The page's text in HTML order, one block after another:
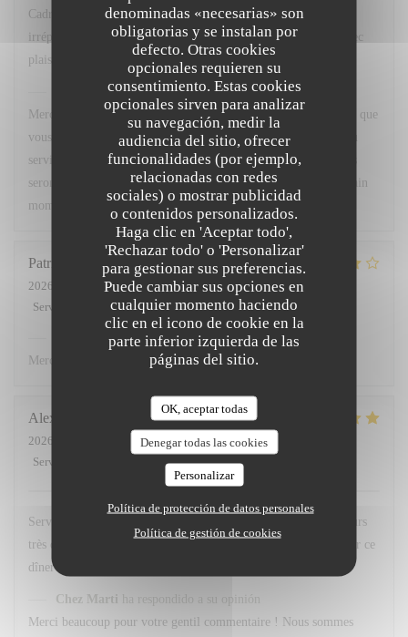
denominadas «necesarias» son
obligatorias y se instalan por
defecto. Otras cookies
opcionales requieren su
consentimiento. Estas cookies
opcionales sirven para analizar
su navegación, medir la
audiencia del sitio, ofrecer
funcionalidades (por ejemplo,
relacionadas con redes
sociales) o mostrar publicidad
o contenidos personalizados.
Haga clic en 'Aceptar todo',
'Rechazar todo' o 'Personalizar'
para gestionar sus preferencias.
Puede cambiar sus opciones en
cualquier momento haciendo
clic en el icono de cookie en la
parte inferior izquierda de las
páginas del sitio.
OK, aceptar todas
Denegar todas las cookies
Personalizar
Política de protección de datos personales
Política de gestión de cookies
Cadre agréable, excellente cuisine avec un service
irréprochable...que demander de plus ? Nous y retournerons avec
plaisir.
Chez Marti ha respondido a su opinión
Merci beaucoup pour votre superbe retour ! Nous sommes ravis que
vous ayez apprécié le cadre, notre cuisine ainsi que la qualité du
service. Votre satisfaction est notre plus belle récompense. Nous
serons très heureux de vous accueillir à nouveau pour un prochain
moment gourmand. À très bientôt !
Patricia
2026-07-02
- 12:00 - Invitados 3
Servicio
Ambiente: 4/5 Menú: 4/5 Calidad / Precio
Chez Marti ha respondido a su opinión
Merci.
Alexandre
2026-07-01
- 20:45 - Invitados 3
Servicio
5/5 Menú: 5/5 Calidad / Precio
Service et personnel au top . Quand au menu le choix est toujours
très difficile , Tant de bonne préparation à déguster . Merci pour ce
dîner 👍 À bientôt
Chez Marti
ha respondido a su opinión
Merci beaucoup pour votre gentil commentaire ! Nous sommes